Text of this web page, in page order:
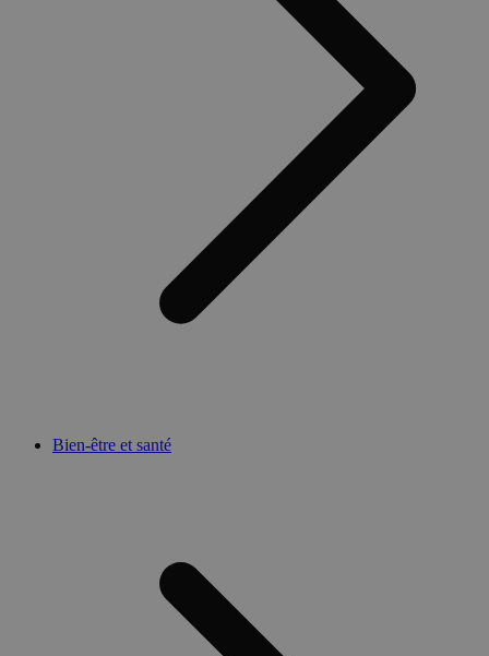
Bien-être et santé